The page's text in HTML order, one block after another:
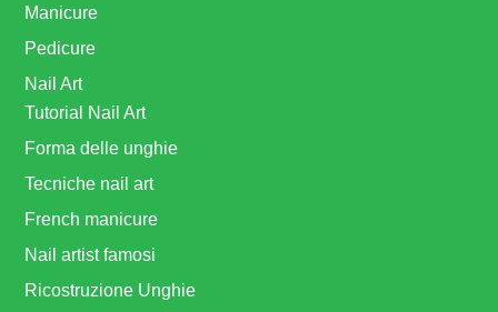
Manicure
Pedicure
Nail Art
Tutorial Nail Art
Forma delle unghie
Tecniche nail art
French manicure
Nail artist famosi
Ricostruzione Unghie